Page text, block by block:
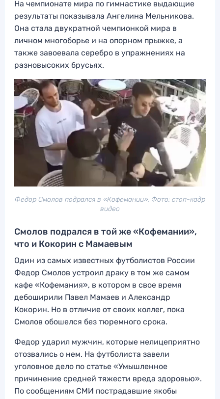
На чемпионате мира по гимнастике выдающие
результаты показывала Ангелина Мельникова.
Она стала двукратной чемпионкой мира в
личном многоборье и на опорном прыжке, а
также завоевала серебро в упражнениях на
разновысоких брусьях.
Федор Смолов подрался в «Кофемании». Фото: стоп-кадр
видео
Смолов подрался в той же «Кофемании»,
что и Кокорин с Мамаевым
Один из самых известных футболистов России
Федор Смолов устроил драку в том же самом
кафе «Кофемания», в котором в свое время
дебоширили Павел Мамаев и Александр
Кокорин. Но в отличие от своих коллег, пока
Смолов обошелся без тюремного срока.
Федор ударил мужчин, которые нелицеприятно
отозвались о нем. На футболиста завели
уголовное дело по статье «Умышленное
причинение средней тяжести вреда здоровью».
По сообщениям СМИ пострадавшие якобы